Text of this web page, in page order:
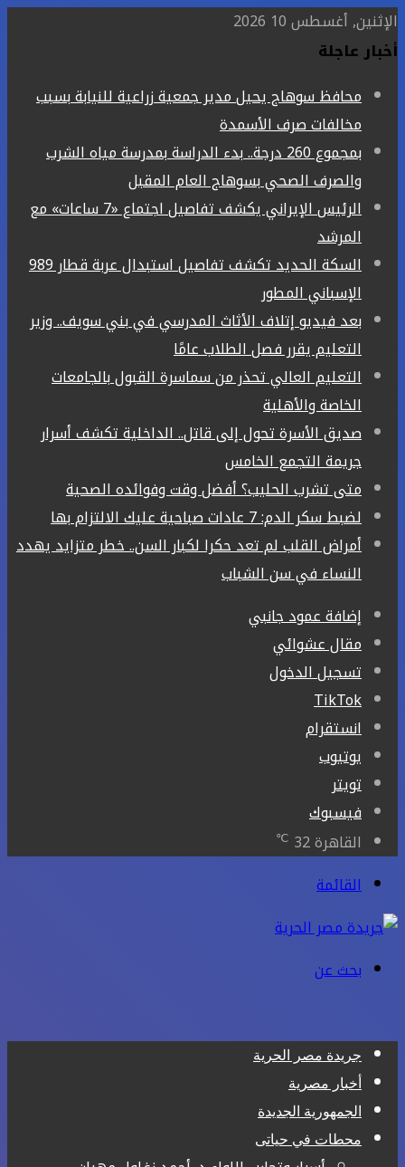
الإثنين, أغسطس 10 2026
أخبار عاجلة
محافظ سوهاج يحيل مدير جمعية زراعية للنيابة بسبب
مخالفات صرف الأسمدة
بمجموع 260 درجة.. بدء الدراسة بمدرسة مياه الشرب
والصرف الصحي بسوهاج العام المقبل
الرئيس الإيراني يكشف تفاصيل اجتماع «7 ساعات» مع
المرشد
السكة الحديد تكشف تفاصيل استبدال عربة قطار 989
الإسباني المطور
بعد فيديو إتلاف الأثاث المدرسي في بني سويف.. وزير
التعليم يقرر فصل الطلاب عامًا
التعليم العالي تحذر من سماسرة القبول بالجامعات
الخاصة والأهلية
صديق الأسرة تحول إلى قاتل.. الداخلية تكشف أسرار
جريمة التجمع الخامس
متى تشرب الحليب؟ أفضل وقت وفوائده الصحية
لضبط سكر الدم: 7 عادات صباحية عليك الالتزام بها
أمراض القلب لم تعد حكرا لكبار السن.. خطر متزايد يهدد
النساء في سن الشباب
إضافة عمود جانبي
مقال عشوائي
تسجيل الدخول
‫TikTok
انستقرام
يوتيوب
تويتر
فيسبوك
القاهرة32
℃
القائمة
بحث عن
جريدة مصر الحرية
أخبار مصرية
الجمهورية الجديدة
محطات في حياتى